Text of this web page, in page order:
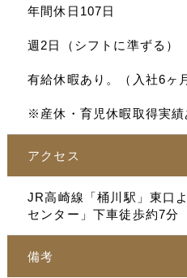
年間休日107日
週2日（シフトに準ずる）
有給休暇あり。（入社6ヶ
※産休・育児休暇取得実績
アクセス
JR高崎線「桶川駅」東口
センター」下車徒歩約7分
備考